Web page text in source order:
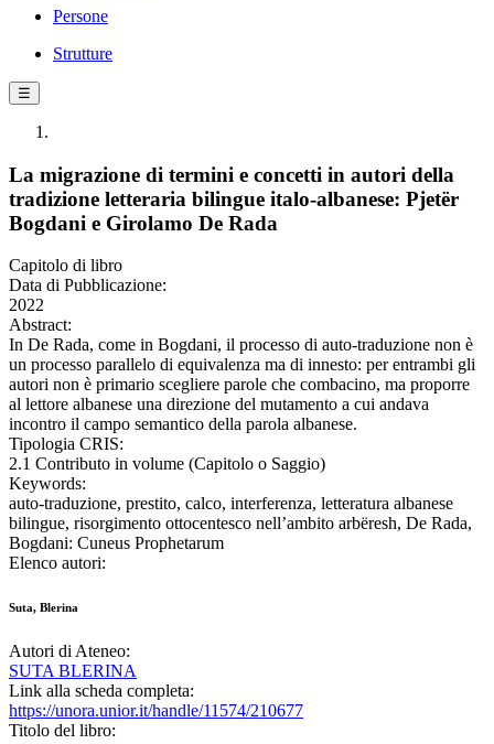
Persone
Strutture
☰
La migrazione di termini e concetti in autori della
tradizione letteraria bilingue italo-albanese: Pjetër
Bogdani e Girolamo De Rada
Capitolo di libro
Data di Pubblicazione:
2022
Abstract:
In De Rada, come in Bogdani, il processo di auto-traduzione non è
un processo parallelo di equivalenza ma di innesto: per entrambi gli
autori non è primario scegliere parole che combacino, ma proporre
al lettore albanese una direzione del mutamento a cui andava
incontro il campo semantico della parola albanese.
Tipologia CRIS:
2.1 Contributo in volume (Capitolo o Saggio)
Keywords:
auto-traduzione, prestito, calco, interferenza, letteratura albanese
bilingue, risorgimento ottocentesco nell’ambito arbëresh, De Rada,
Bogdani: Cuneus Prophetarum
Elenco autori:
Suta, Blerina
Autori di Ateneo:
SUTA BLERINA
Link alla scheda completa:
https://unora.unior.it/handle/11574/210677
Titolo del libro: